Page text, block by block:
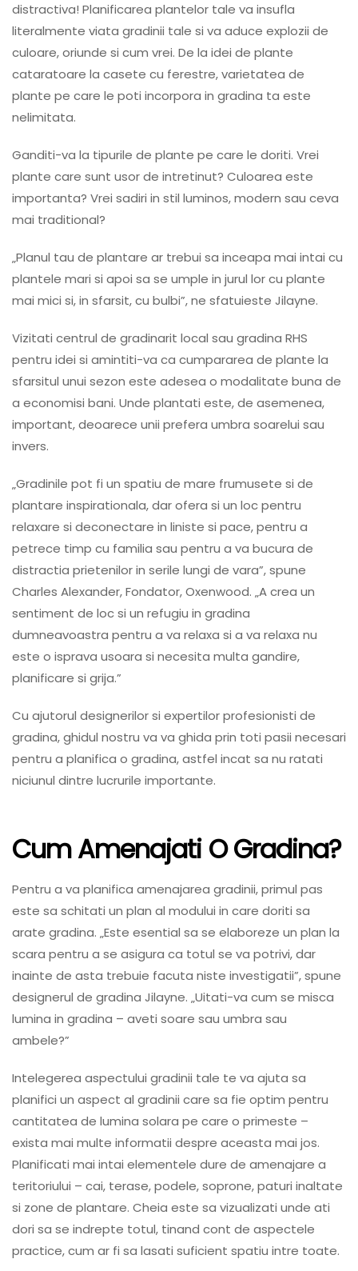
distractiva! Planificarea plantelor tale va insufla
literalmente viata gradinii tale si va aduce explozii de
culoare, oriunde si cum vrei. De la idei de plante
cataratoare la casete cu ferestre, varietatea de
plante pe care le poti incorpora in gradina ta este
nelimitata.
Ganditi-va la tipurile de plante pe care le doriti. Vrei
plante care sunt usor de intretinut? Culoarea este
importanta? Vrei sadiri in stil luminos, modern sau ceva
mai traditional?
„Planul tau de plantare ar trebui sa inceapa mai intai cu
plantele mari si apoi sa se umple in jurul lor cu plante
mai mici si, in sfarsit, cu bulbi”, ne sfatuieste Jilayne.
Vizitati centrul de gradinarit local sau gradina RHS
pentru idei si amintiti-va ca cumpararea de plante la
sfarsitul unui sezon este adesea o modalitate buna de
a economisi bani. Unde plantati este, de asemenea,
important, deoarece unii prefera umbra soarelui sau
invers.
„Gradinile pot fi un spatiu de mare frumusete si de
plantare inspirationala, dar ofera si un loc pentru
relaxare si deconectare in liniste si pace, pentru a
petrece timp cu familia sau pentru a va bucura de
distractia prietenilor in serile lungi de vara”, spune
Charles Alexander, Fondator, Oxenwood. „A crea un
sentiment de loc si un refugiu in gradina
dumneavoastra pentru a va relaxa si a va relaxa nu
este o isprava usoara si necesita multa gandire,
planificare si grija.”
Cu ajutorul designerilor si expertilor profesionisti de
gradina, ghidul nostru va va ghida prin toti pasii necesari
pentru a planifica o gradina, astfel incat sa nu ratati
niciunul dintre lucrurile importante.
Cum Amenajati O Gradina?
Pentru a va planifica amenajarea gradinii, primul pas
este sa schitati un plan al modului in care doriti sa
arate gradina. „Este esential sa se elaboreze un plan la
scara pentru a se asigura ca totul se va potrivi, dar
inainte de asta trebuie facuta niste investigatii”, spune
designerul de gradina Jilayne. „Uitati-va cum se misca
lumina in gradina – aveti soare sau umbra sau
ambele?”
Intelegerea aspectului gradinii tale te va ajuta sa
planifici un aspect al gradinii care sa fie optim pentru
cantitatea de lumina solara pe care o primeste –
exista mai multe informatii despre aceasta mai jos.
Planificati mai intai elementele dure de amenajare a
teritoriului – cai, terase, podele, soprone, paturi inaltate
si zone de plantare. Cheia este sa vizualizati unde ati
dori sa se indrepte totul, tinand cont de aspectele
practice, cum ar fi sa lasati suficient spatiu intre toate.